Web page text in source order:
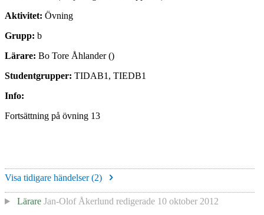
Aktivitet: Övning
Grupp: b
Lärare: Bo Tore Åhlander ()
Studentgrupper: TIDAB1, TIEDB1
Info:
Fortsättning på övning 13
Visa tidigare händelser (2)
Lärare Jan-Olof Åkerlund redigerade 10 oktober 2012